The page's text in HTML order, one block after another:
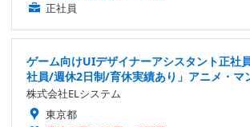
正社員
ゲーム向けUIデザイナーアシスタント正社
社員/週休2日制/育休実績あり」アニメ・マ
株式会社ELシステム
東京都